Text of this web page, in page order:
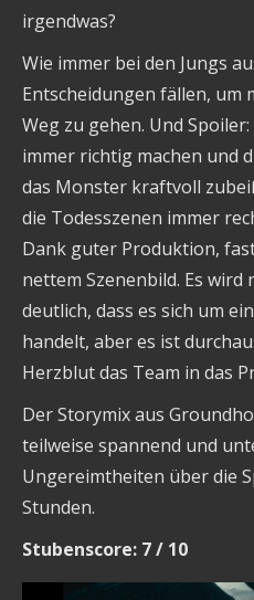
irgendwas?
Wie immer bei den Jungs
Entscheidungen fällen, um
Weg zu gehen. Und
immer richtig machen und
das Monster kraftvoll
die Todesszenen immer
Dank guter Produktion,
nettem Szenenbild. Es
deutlich, dass es sich um
handelt, aber es ist
Herzblut das Team in das
Der Storymix aus
teilweise spannend und
Ungereimtheiten über die
Stunden.
Stubenscore: 7 / 10